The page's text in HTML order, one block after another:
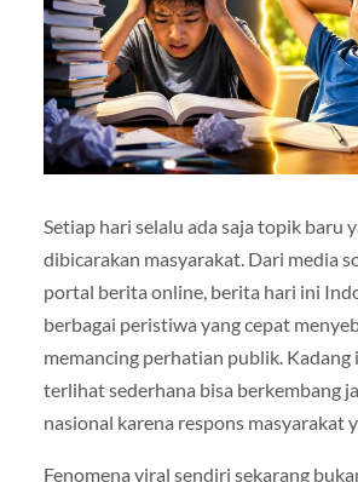
Setiap hari selalu ada saja topik baru
dibicarakan masyarakat. Dari media
portal berita online, berita hari ini
berbagai peristiwa yang cepat
memancing perhatian publik. Kadang
terlihat sederhana bisa berkembang
nasional karena respons masyarakat
Fenomena viral sendiri sekarang